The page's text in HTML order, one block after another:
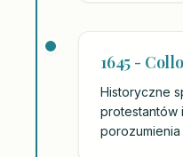
1645 -
Historyczne
protestantów
porozumienia